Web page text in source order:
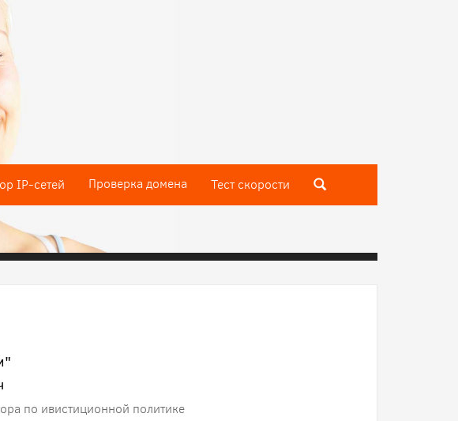
IP-сетей Проверка домена Тест скороcти
по ивистиционной политике